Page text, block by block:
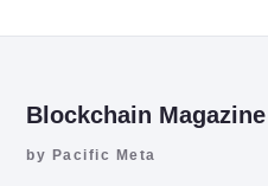
Blockchain Magazine
by Pacific Meta